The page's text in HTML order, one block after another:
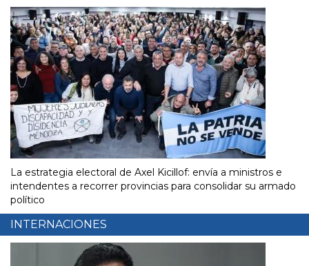
La estrategia electoral de Axel Kicillof: envía a ministros e
intendentes a recorrer provincias para consolidar su armado
político
INTERNACIONES